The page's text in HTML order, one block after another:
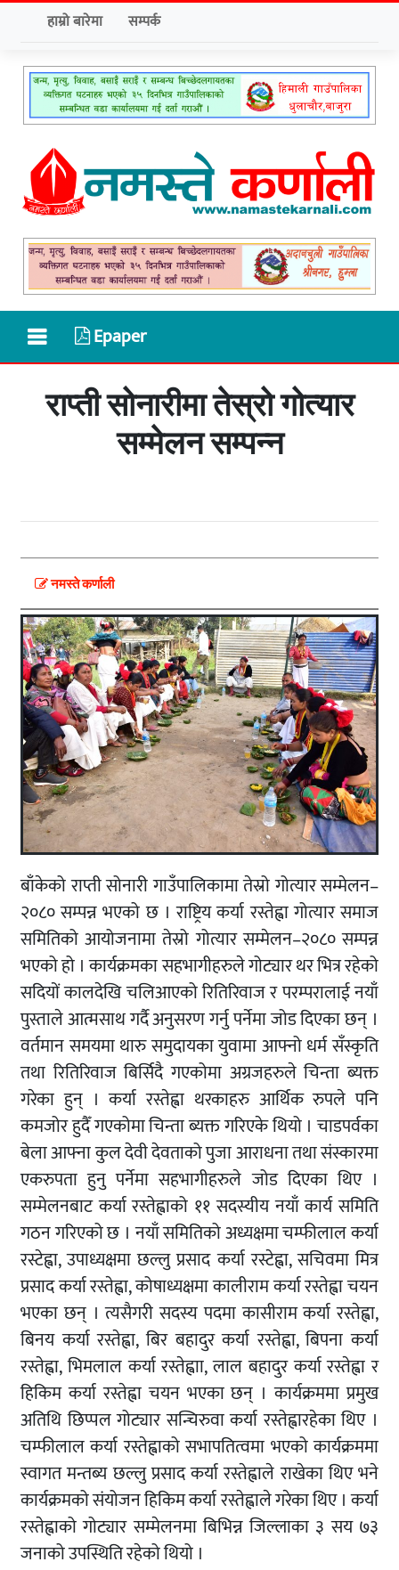
हाम्रो बारेमा सम्पर्क
Epaper
राप्ती सोनारीमा तेस्रो गोत्यार
सम्मेलन सम्पन्न
नमस्ते कर्णाली
बाँकेको राप्ती सोनारी गाउँपालिकामा तेस्रो गोत्यार सम्मेलन–
२०८० सम्पन्न भएको छ । राष्ट्रिय कर्या रस्तेह्वा गोत्यार समाज
समितिको आयोजनामा तेस्रो गोत्यार सम्मेलन–२०८० सम्पन्न
भएको हो । कार्यक्रमका सहभागीहरुले गोट्यार थर भित्र रहेको
सदियों कालदेखि चलिआएको रितिरिवाज र परम्परालाई नयाँ
पुस्ताले आत्मसाथ गर्दै अनुसरण गर्नु पर्नेमा जोड दिएका छन् ।
वर्तमान समयमा थारु समुदायका युवामा आफ्नो धर्म सँस्कृति
तथा रितिरिवाज बिर्सिदै गएकोमा अग्रजहरुले चिन्ता ब्यक्त
गरेका हुन् । कर्या रस्तेह्वा थरकाहरु आर्थिक रुपले पनि
कमजोर हुदैँ गएकोमा चिन्ता ब्यक्त गरिएके थियो । चाडपर्वका
बेला आफ्ना कुल देवी देवताको पुजा आराधना तथा संस्कारमा
एकरुपता हुनु पर्नेमा सहभागीहरुले जोड दिएका थिए ।
सम्मेलनबाट कर्या रस्तेह्वाको ११ सदस्यीय नयाँ कार्य समिति
गठन गरिएको छ । नयाँ समितिको अध्यक्षमा चम्फीलाल कर्या
रस्टेह्वा, उपाध्यक्षमा छल्लु प्रसाद कर्या रस्टेह्वा, सचिवमा मित्र
प्रसाद कर्या रस्तेह्वा, कोषाध्यक्षमा कालीराम कर्या रस्तेह्वा चयन
भएका छन् । त्यसैगरी सदस्य पदमा कासीराम कर्या रस्तेह्वा,
बिनय कर्या रस्तेह्वा, बिर बहादुर कर्या रस्तेह्वा, बिपना कर्या
रस्तेह्वा, भिमलाल कर्या रस्तेह्वाा, लाल बहादुर कर्या रस्तेह्वा र
हिकिम कर्या रस्तेह्वा चयन भएका छन् । कार्यक्रममा प्रमुख
अतिथि छिप्पल गोट्यार सन्चिरुवा कर्या रस्तेह्वारहेका थिए ।
चम्फीलाल कर्या रस्तेह्वाको सभापतित्वमा भएको कार्यक्रममा
स्वागत मन्तब्य छल्लु प्रसाद कर्या रस्तेह्वाले राखेका थिए भने
कार्यक्रमको संयोजन हिकिम कर्या रस्तेह्वाले गरेका थिए । कर्या
रस्तेह्वाको गोट्यार सम्मेलनमा बिभिन्न जिल्लाका ३ सय ७३
जनाको उपस्थिति रहेको थियो ।